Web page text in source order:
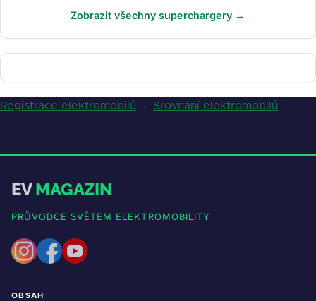
Zobrazit všechny superchargery →
Registrace elektromobilů · Srovnání elektromobilů
EVMAGAZIN
PRŮVODCE SVĚTEM ELEKTROMOBILITY
OBSAH